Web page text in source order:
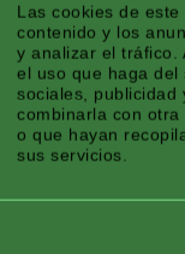
Las cookies de
contenido y los
y analizar el tráfico.
el uso que haga
sociales, publicidad
combinarla con
o que hayan
sus servicios.